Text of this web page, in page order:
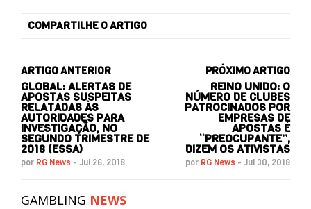
COMPARTILHE O ARTIGO
ARTIGO ANTERIOR
GLOBAL: ALERTAS DE
APOSTAS SUSPEITAS
RELATADAS ÀS
AUTORIDADES PARA
INVESTIGAÇÃO, NO
SEGUNDO TRIMESTRE DE
2018 (ESSA)
por RG News - Jul 26, 2018
PRÓXIMO ARTIGO
REINO UNIDO: O
NÚMERO DE CLUBES
PATROCINADOS POR
EMPRESAS DE
APOSTAS É
“PREOCUPANTE”,
DIZEM OS ATIVISTAS
por RG News - Jul 30, 2018
GAMBLING NEWS